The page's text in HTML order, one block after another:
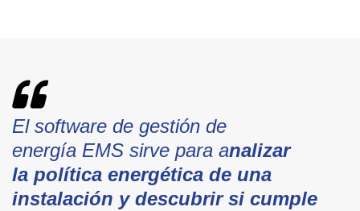
El software de gestión de
energía EMS sirve para analizar
la política energética de una
instalación y descubrir si cumple